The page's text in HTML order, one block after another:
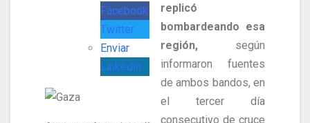
Facebook
Twitter
Enviar
Linkedin
replicó
bombardeando esa
región, según
informaron fuentes
de ambos bandos, en
el tercer día
consecutivo de cruce